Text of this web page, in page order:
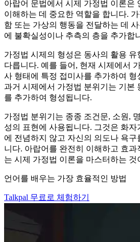
아랍어 문법에서 시제 가정법 이론은
이해하는 데 중요한 역할을 합니다.
함 또는 가상의 행동을 전달하는 데
에 불확실성이나 추측의 층을 추가합
가정법 시제의 형성은 동사의 활용
다릅니다. 예를 들어, 현재 시제에서
사 형태에 특정 접미사를 추가하여 형
과거 시제에서 가정법 분위기는 기본
를 추가하여 형성됩니다.
가정법 분위기는 종종 조건문, 소원,
성의 표현에 사용됩니다. 그것은 화자
에 전념하지 않고 자신의 의도나 욕
니다. 아랍어를 완전히 이해하고 효과
는 시제 가정법 이론을 마스터하는 것
언어를 배우는 가장 효율적인 방법
Talkpal 무료로 체험하기